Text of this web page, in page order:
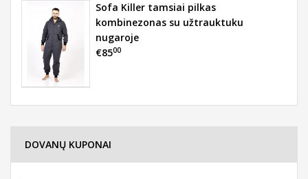
Sofa Killer tamsiai pilkas
kombinezonas su užtrauktuku
nugaroje
€8500
DOVANŲ KUPONAI